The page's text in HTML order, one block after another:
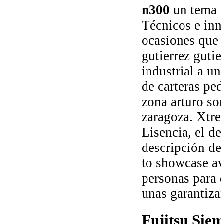
n300 un
Técnicos e
ocasiones
gutierrez
industrial a
de carteras
zona arturo
zaragoza.
Lisencia, el
descripción
to showcase
personas
unas
Fujitsu